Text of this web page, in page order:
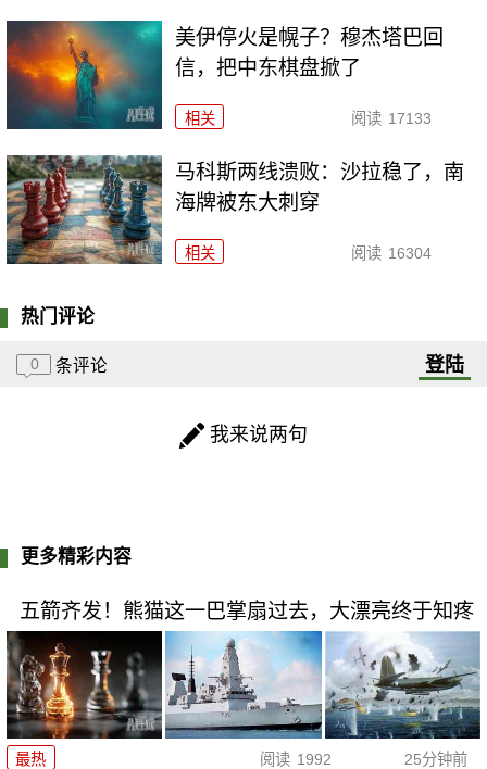
美伊停火是幌子？穆杰塔巴回
信，把中东棋盘掀了
相关 阅读 17133
马科斯两线溃败：沙拉稳了，南
海牌被东大刺穿
相关 阅读 16304
热门评论
0 条评论 登陆
我来说两句
更多精彩内容
五箭齐发！熊猫这一巴掌扇过去，大漂亮终于知疼
最热 阅读 1992 25分钟前